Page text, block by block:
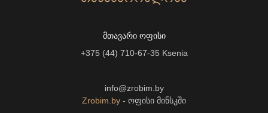
ᲛᲗᲐᲕᲐᲠᲘ ᲝᲤᲘᲡᲘ
+375 (44) 710-67-35 Ksenia
info@zrobim.by
Zrobim.by - ოფისი მინსკში